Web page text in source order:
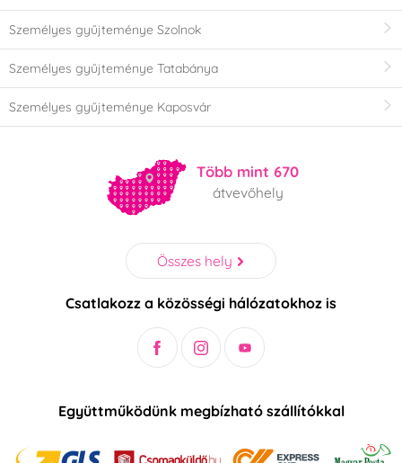
Személyes gyűjteménye Szolnok
Személyes gyűjteménye Tatabánya
Személyes gyűjteménye Kaposvár
Több mint 670
átvevőhely
Összes hely
Csatlakozz a közösségi hálózatokhoz is
Együttműködünk megbízható szállítókkal